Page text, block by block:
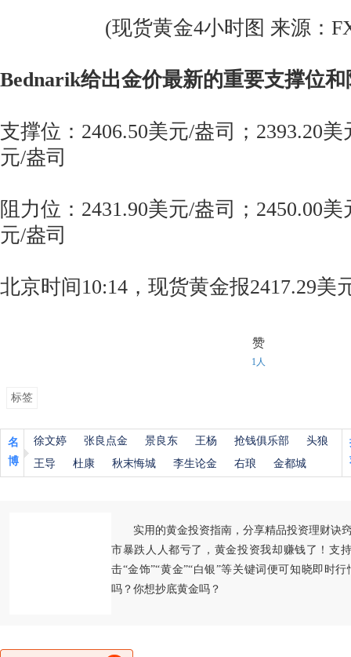
(现货黄金4小时图 来源：
Bednarik给出金价最新的重要支撑位
支撑位：2406.50美元/盎司；2393.20
元/盎司
阻力位：2431.90美元/盎司；2450.00
元/盎司
北京时间10:14，现货黄金报2417.29美
赞
1人
标签
名
博
徐文婷 张良点金 景良东 王杨 抢钱俱乐部
头狼
王导
杜康 秋末悔城 李生论金 右琅 金都城
实用的黄金投资指南，分享精品投资理财诀
市暴跌人人都亏了，黄金投资我却赚钱了！支
击“金饰”“黄金”“白银”等关键词便可知晓即时
吗？你想抄底黄金吗？